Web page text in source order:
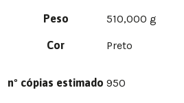
Peso 510,000 g
Cor Preto
nº cópias estimado 950